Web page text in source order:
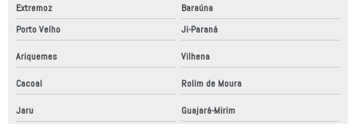
Extremoz
Baraúna
Porto Velho
Ji-Paraná
Ariquemes Vilhena
Cacoal Rolim de Moura
Jaru Guajará-Mirim